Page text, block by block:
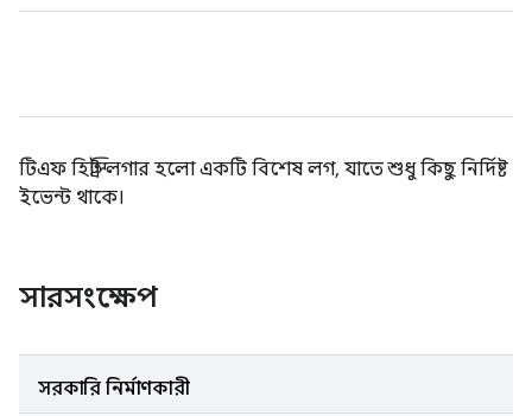
টিএফ হিস্ট্রি লগার হলো একটি বিশেষ লগ, যাতে শুধু কিছু নির্দিষ্ট
ইভেন্ট থাকে।
সারসংক্ষেপ
সরকারি নির্মাণকারী